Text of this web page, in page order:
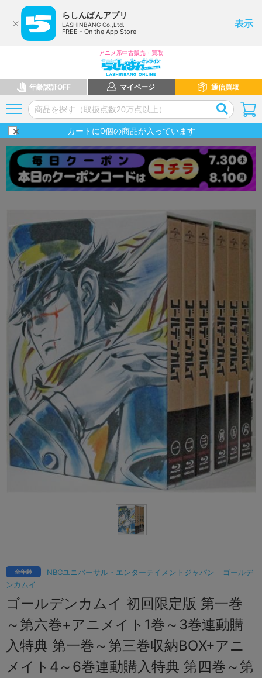
らしんばんアプリ
LASHINBANG Co.,Ltd.
FREE - On the App Store
表示
アニメ系中古販売・買取
年齢認証OFF マイページ 通信買取
カートに0個の商品が入っています
NBCユニバーサル・エンターテイメントジャパン
ゴールデ
ンカムイ
全年齢
ゴールデンカムイ 初回限定版 第一巻
～第六巻+アニメイト1巻～3巻連動購
入特典 第一巻～第三巻収納BOX+アニ
メイト4～6巻連動購入特典 第四巻～第